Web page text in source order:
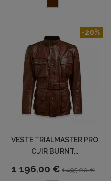
VESTE TRIALMASTER PRO
CUIR BURNT...
1 196,00 € 1 495,00 €
-20%